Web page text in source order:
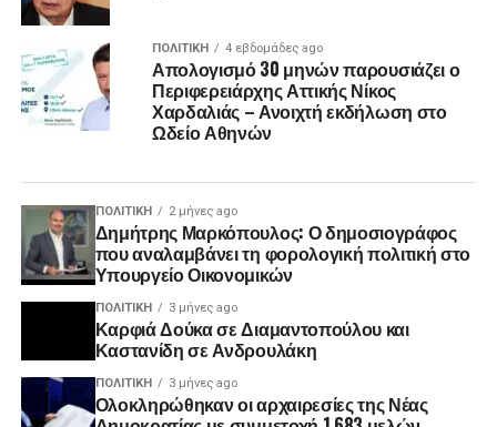
ΠΟΛΙΤΙΚΉ 4 εβδομάδες ago
Απολογισμό 30 μηνών παρουσιάζει ο
Περιφερειάρχης Αττικής Νίκος
Χαρδαλιάς – Ανοιχτή εκδήλωση στο
Ωδείο Αθηνών
ΠΟΛΙΤΙΚΉ 2 μήνες ago
Δημήτρης Μαρκόπουλος: Ο δημοσιογράφος
που αναλαμβάνει τη φορολογική πολιτική στο
Υπουργείο Οικονομικών
ΠΟΛΙΤΙΚΉ 3 μήνες ago
Καρφιά Δούκα σε Διαμαντοπούλου και
Καστανίδη σε Ανδρουλάκη
ΠΟΛΙΤΙΚΉ 3 μήνες ago
Ολοκληρώθηκαν οι αρχαιρεσίες της Νέας